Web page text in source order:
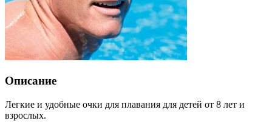
Описание
Легкие и удобные очки для плавания для детей от 8 лет и
взрослых.